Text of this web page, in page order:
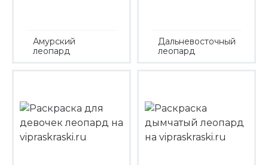
Амурский
леопард
Дальневосточный
леопард